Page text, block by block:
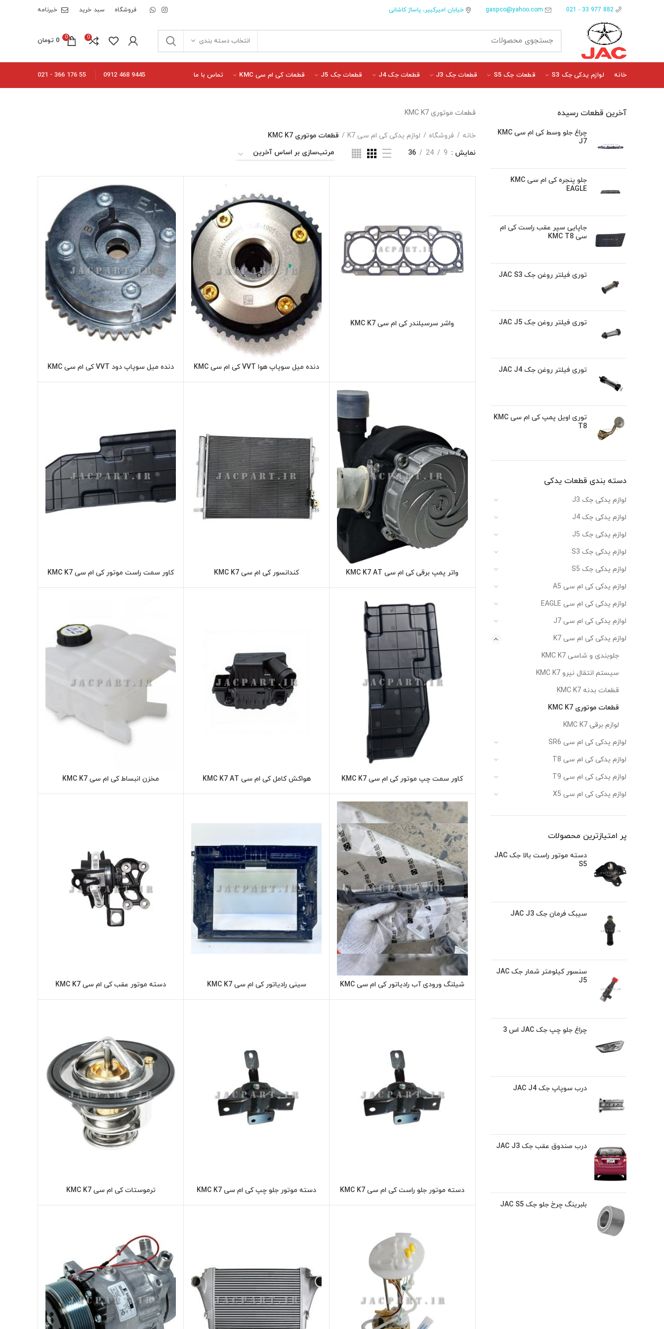
خیابان امیرکبیر، پاساژ کاشانی فروشگاه سبد خرید خبرنامه
انتخاب دسته بندی 0
0
0 تومان
خانه لوازم یدکی جک S3 قطعات جک S5 قطعات جک J3 قطعات جک J4 قطعات جک J5 قطعات کی ام سی KMC تماس با ما 9445 468 0912
55 176 366 - 021
آخرین قطعات رسیده
چراغ جلو وسط کی ام سی KMC
J7
جلو پنجره کی ام سی KMC
EAGLE
جاپایی سپر عقب راست کی ام
سی KMC T8
توری فیلتر روغن جک JAC S3
توری فیلتر روغن جک JAC J5
توری فیلتر روغن جک JAC J4
توری اویل پمپ کی ام سی KMC
T8
دسته بندی قطعات یدکی
لوازم یدکی جک J3
لوازم یدکی جک J4
لوازم یدکی جک J5
لوازم یدکی جک S3
لوازم یدکی جک S5
لوازم یدکی کی ام سی A5
لوازم یدکی کی ام سی EAGLE
لوازم یدکی کی ام سی J7
لوازم یدکی کی ام سی K7
جلوبندی و شاسی KMC K7
سیستم انتقال نیرو KMC K7
قطعات بدنه KMC K7
قطعات موتوری KMC K7
لوازم برقی KMC K7
لوازم یدکی کی ام سی SR6
لوازم یدکی کی ام سی T8
لوازم یدکی کی ام سی T9
لوازم یدکی کی ام سی X5
پر امتیازترین محصولات
دسته موتور راست بالا جک JAC
S5
سیبک فرمان جک JAC J3
سنسور کیلومتر شمار جک JAC
J5
چراغ جلو چپ جک JAC اس 3
درب سوپاپ جک JAC J4
درب صندوق عقب جک JAC J3
بلبرینگ چرخ جلو جک JAC S5
قطعات موتوری KMC K7
خانه فروشگاه لوازم یدکی کی ام سی K7
قطعات موتوری KMC K7
نمایش
9
24
36
اطلاعات بیشتر
واشر سرسیلندر کی ام سی KMC K7
اطلاعات بیشتر
دنده میل سوپاپ هوا VVT کی ام سی KMC
اطلاعات بیشتر
دنده میل سوپاپ دود VVT کی ام سی KMC
اطلاعات بیشترواتر پمپ برقی کی ام سی KMC K7 AT اطلاعات بیشترکندانسور کی ام سی KMC K7 اطلاعات بیشتر
کاور سمت راست موتور کی ام سی KMC K7
اطلاعات بیشتر
کاور سمت چپ موتور کی ام سی KMC K7 اطلاعات بیشترهواکش کامل کی ام سی KMC K7 AT اطلاعات بیشتر
مخزن انبساط کی ام سی KMC K7
اطلاعات بیشتر
شیلنگ ورودی آب رادیاتور کی ام سی KMC
اطلاعات بیشتر
سینی رادیاتور کی ام سی KMC K7 اطلاعات بیشتر
دسته موتور عقب کی ام سی KMC K7
اطلاعات بیشتر
دسته موتور جلو راست کی ام سی KMC K7 اطلاعات بیشتر
دسته موتور جلو چپ کی ام سی KMC K7 اطلاعات بیشترترموستات کی ام سی KMC K7